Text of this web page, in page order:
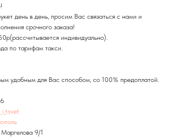
день в день, просим Вас связаться с нами и
срочного заказа!
индивидуально).
по тарифам такси.
удобным для Вас способом, со 100% предоплатой.
Маргелова 9/1